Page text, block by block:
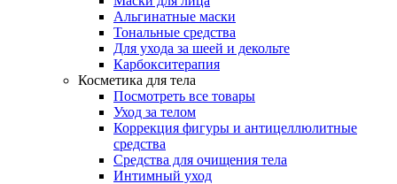
Альгинатные маски
Тональные средства
Для ухода за шеей и декольте
Карбокситерапия
Косметика для тела
Посмотреть все товары
Уход за телом
Коррекция фигуры и антицеллюлитные
средства
Средства для очищения тела
Интимный уход